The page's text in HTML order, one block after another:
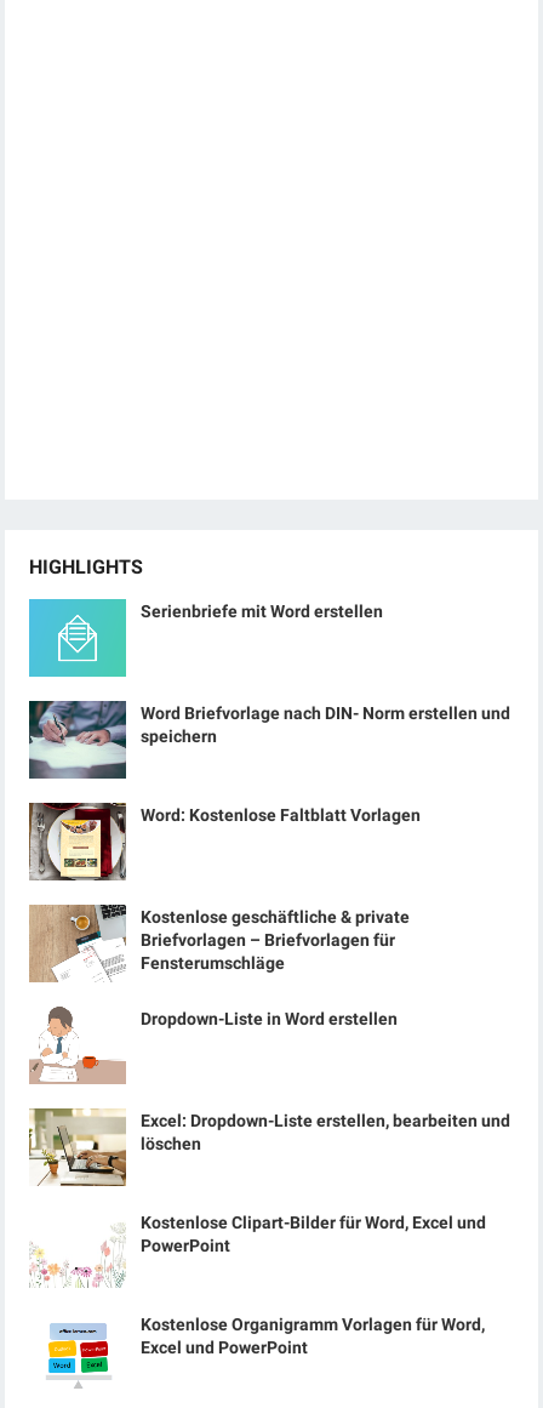
HIGHLIGHTS
Serienbriefe mit Word erstellen
Word Briefvorlage nach DIN- Norm erstellen und
speichern
Word: Kostenlose Faltblatt Vorlagen
Kostenlose geschäftliche & private
Briefvorlagen – Briefvorlagen für
Fensterumschläge
Dropdown-Liste in Word erstellen
Excel: Dropdown-Liste erstellen, bearbeiten und
löschen
Kostenlose Clipart-Bilder für Word, Excel und
PowerPoint
Kostenlose Organigramm Vorlagen für Word,
Excel und PowerPoint